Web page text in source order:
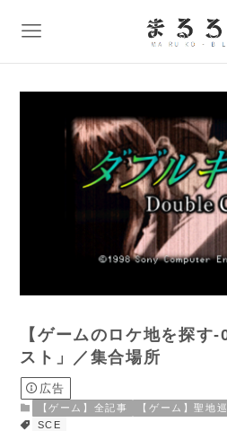
【ゲームのロケ地を探す
スト」／集合場所
広告
【ゲーム】全記事 【ゲーム】聖地
SCE